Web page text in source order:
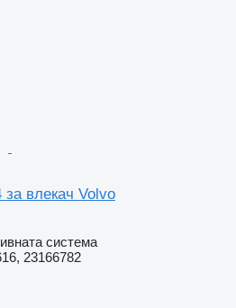
влекач Volvo
система
23166782